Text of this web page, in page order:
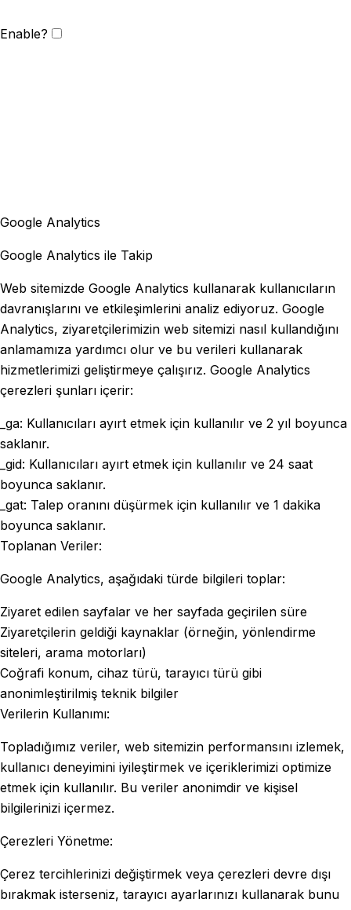
Enable?
Google Analytics
Google Analytics ile Takip
Web sitemizde Google Analytics kullanarak kullanıcıların
davranışlarını ve etkileşimlerini analiz ediyoruz. Google
Analytics, ziyaretçilerimizin web sitemizi nasıl kullandığını
anlamamıza yardımcı olur ve bu verileri kullanarak
hizmetlerimizi geliştirmeye çalışırız. Google Analytics
çerezleri şunları içerir:
_ga: Kullanıcıları ayırt etmek için kullanılır ve 2 yıl boyunca
saklanır.
_gid: Kullanıcıları ayırt etmek için kullanılır ve 24 saat
boyunca saklanır.
_gat: Talep oranını düşürmek için kullanılır ve 1 dakika
boyunca saklanır.
Toplanan Veriler:
Google Analytics, aşağıdaki türde bilgileri toplar:
Ziyaret edilen sayfalar ve her sayfada geçirilen süre
Ziyaretçilerin geldiği kaynaklar (örneğin, yönlendirme
siteleri, arama motorları)
Coğrafi konum, cihaz türü, tarayıcı türü gibi
anonimleştirilmiş teknik bilgiler
Verilerin Kullanımı:
Topladığımız veriler, web sitemizin performansını izlemek,
kullanıcı deneyimini iyileştirmek ve içeriklerimizi optimize
etmek için kullanılır. Bu veriler anonimdir ve kişisel
bilgilerinizi içermez.
Çerezleri Yönetme:
Çerez tercihlerinizi değiştirmek veya çerezleri devre dışı
bırakmak isterseniz, tarayıcı ayarlarınızı kullanarak bunu